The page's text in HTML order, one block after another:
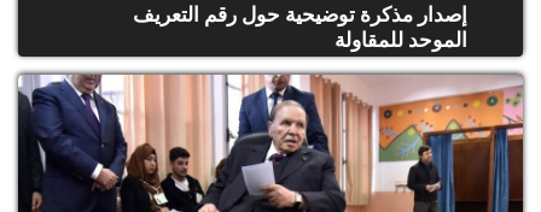
إصدار مذكرة توضيحية حول رقم التعريف
الموحد للمقاولة